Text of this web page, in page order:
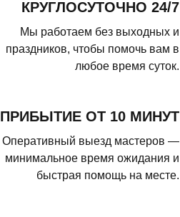
КРУГЛОСУТОЧНО 24/7
Мы работаем без выходных и
праздников, чтобы помочь вам в
любое время суток.
ПРИБЫТИЕ ОТ 10 МИНУТ
Оперативный выезд мастеров —
минимальное время ожидания и
быстрая помощь на месте.